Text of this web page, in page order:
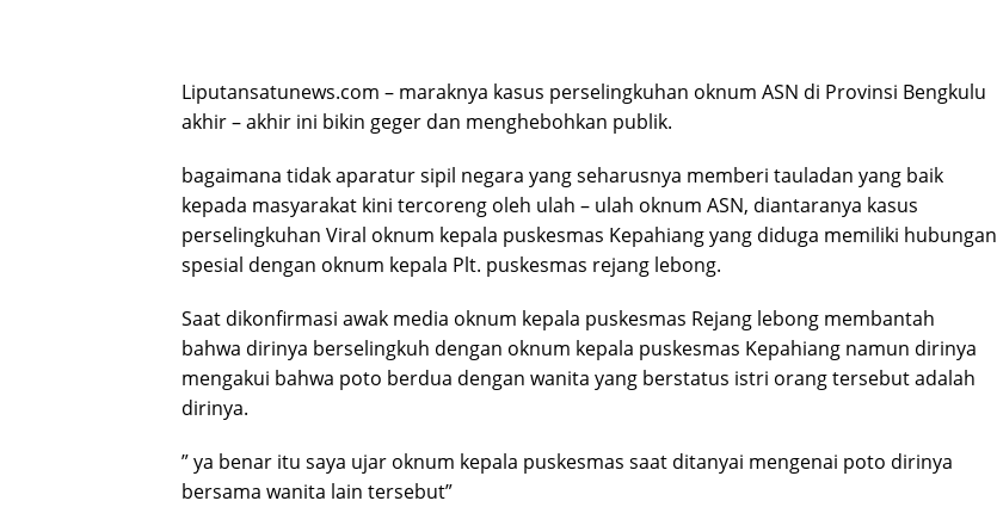
Liputansatunews.com – maraknya kasus perselingkuhan oknum ASN di Provinsi Bengkulu
akhir – akhir ini bikin geger dan menghebohkan publik.
bagaimana tidak aparatur sipil negara yang seharusnya memberi tauladan yang baik
kepada masyarakat kini tercoreng oleh ulah – ulah oknum ASN, diantaranya kasus
perselingkuhan Viral oknum kepala puskesmas Kepahiang yang diduga memiliki hubungan
spesial dengan oknum kepala Plt. puskesmas rejang lebong.
Saat dikonfirmasi awak media oknum kepala puskesmas Rejang lebong membantah
bahwa dirinya berselingkuh dengan oknum kepala puskesmas Kepahiang namun dirinya
mengakui bahwa poto berdua dengan wanita yang berstatus istri orang tersebut adalah
dirinya.
” ya benar itu saya ujar oknum kepala puskesmas saat ditanyai mengenai poto dirinya
bersama wanita lain tersebut”